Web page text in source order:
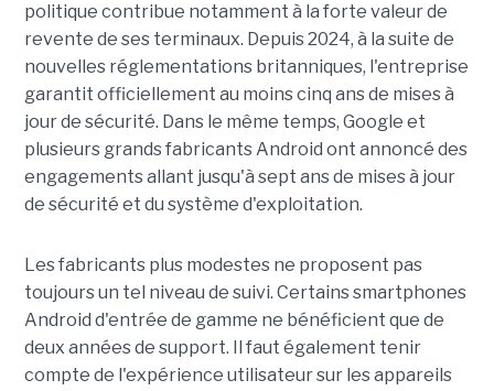
politique contribue notamment à la forte valeur de
revente de ses terminaux. Depuis 2024, à la suite de
nouvelles réglementations britanniques, l'entreprise
garantit officiellement au moins cinq ans de mises à
jour de sécurité. Dans le même temps, Google et
plusieurs grands fabricants Android ont annoncé des
engagements allant jusqu'à sept ans de mises à jour
de sécurité et du système d'exploitation.
Les fabricants plus modestes ne proposent pas
toujours un tel niveau de suivi. Certains smartphones
Android d'entrée de gamme ne bénéficient que de
deux années de support. Il faut également tenir
compte de l'expérience utilisateur sur les appareils